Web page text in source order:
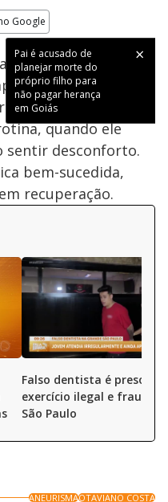
Google
Pai é acusado de
planejar morte do
próprio filho para
não pagar herança
em Goiás
Costa precisou
descobrir um
O diagnóstico foi
quando ele
sentir desconforto.
bem-sucedida,
recuperação.
Falso dentista é preso por
exercício ilegal e fraude
São Paulo
ANEURISMAOTAVIANO COSTA